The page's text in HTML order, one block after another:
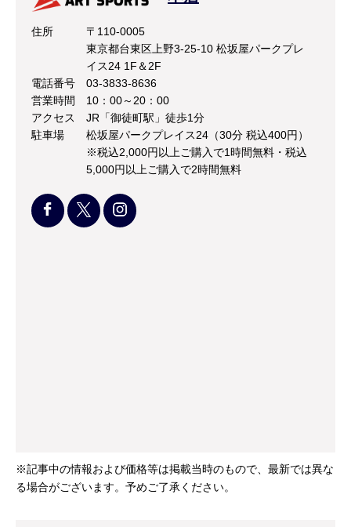
住所
〒110-0005
東京都台東区上野3-25-10 松坂屋パークプレ
イス24 1F＆2F
電話番号
03-3833-8636
営業時間
10：00～20：00
アクセス
JR「御徒町駅」徒歩1分
駐車場
松坂屋パークプレイス24（30分 税込400円）
※税込2,000円以上ご購入で1時間無料・税込
5,000円以上ご購入で2時間無料
※記事中の情報および価格等は掲載当時のもので、最新では異な
る場合がございます。予めご了承ください。